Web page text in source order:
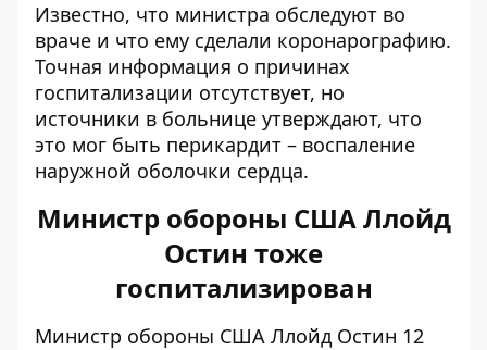
Известно, что министра обследуют во
враче и что ему сделали коронарографию.
Точная информация о причинах
госпитализации отсутствует, но
источники в больнице утверждают, что
это мог быть перикардит – воспаление
наружной оболочки сердца.
Министр обороны США Ллойд
Остин тоже
госпитализирован
Министр обороны США Ллойд Остин 12